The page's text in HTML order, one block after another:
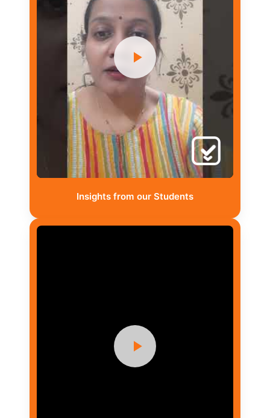
Insights from our Students